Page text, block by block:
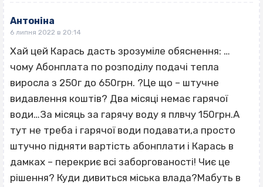
Антоніна
6 липня 2022 в 20:14
Хай цей Карась дасть зрозуміле обяснення: …
чому Абонплата по розподілу подачі тепла
виросла з 250г до 650грн. ?Це що – штучне
видавлення коштів? Два місяці немає гарячої
води…За місяць за гарячу воду я плвчу 150грн.А
тут не треба і гарячої води подавати,а просто
штучно підняти вартість абонплати і Карась в
дамках – перекриє всі заборгованості! Чиє це
рішення? Куди дивиться міська влада?Мабуть в